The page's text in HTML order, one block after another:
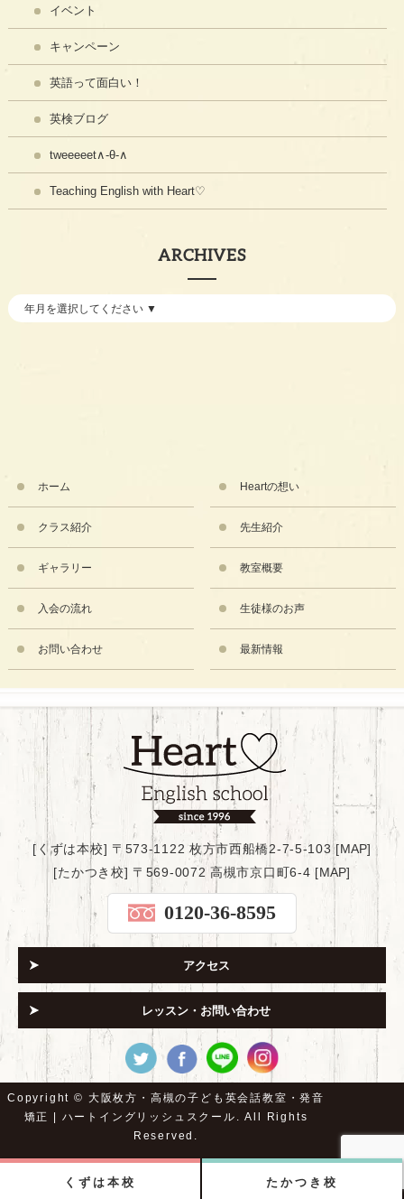
イベント
キャンペーン
英語って面白い！
英検ブログ
tweeeeet∧-θ-∧
Teaching English with Heart♡
ARCHIVES
ホーム Heartの想い
クラス紹介 先生紹介
ギャラリー 教室概要
入会の流れ 生徒様のお声
お問い合わせ 最新情報
[くずは本校] 〒573-1122 枚方市西船橋2-7-5-103 [MAP]
[たかつき校] 〒569-0072 高槻市京口町6-4 [MAP]
0120-36-8595
アクセス
レッスン・お問い合わせ
Copyright © 大阪枚方・高槻の子ども英会話教室・発音
矯正 | ハートイングリッシュスクール. All Rights
Reserved.
くずは本校 たかつき校